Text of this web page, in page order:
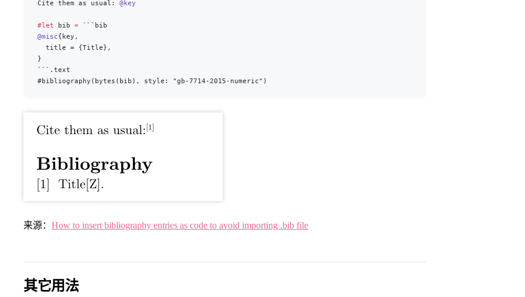
Cite them as usual: @key
#let bib = ```bib
@misc{key,
  title = {Title},
}
```.text
#bibliography(bytes(bib), style: "gb-7714-2015-numeric")
来源： How to insert bibliography entries as code to avoid importing .bib file
其它用法